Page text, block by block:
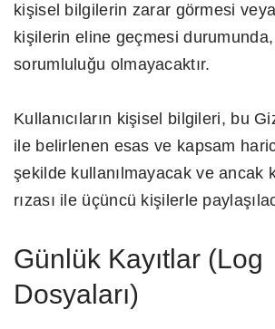
kişisel bilgilerin zarar görmesi
kişilerin eline geçmesi durumunda,
sorumluluğu olmayacaktır.
Kullanıcıların kişisel bilgileri, bu
ile belirlenen esas ve kapsam
şekilde kullanılmayacak ve ancak
rızası ile üçüncü kişilerle
Günlük Kayıtlar (Log
Dosyaları)